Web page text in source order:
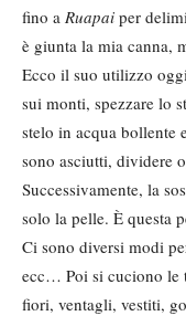
fino a Ruapai per
è giunta la mia canna,
Ecco il suo utilizzo
sui monti, spezzare lo
stelo in acqua bollente
sono asciutti, dividere
Successivamente, la
solo la pelle. È questa
Ci sono diversi modi
ecc… Poi si cuciono le
fiori, ventagli, vestiti,